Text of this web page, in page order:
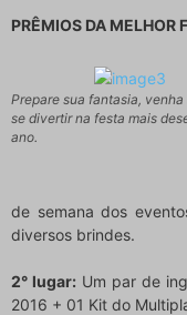
PRÊMIOS DA MELHOR
Prepare sua fantasia,
se divertir na festa mais
ano.
de semana dos
diversos brindes.
2° lugar: Um par de
2016 + 01 Kit do